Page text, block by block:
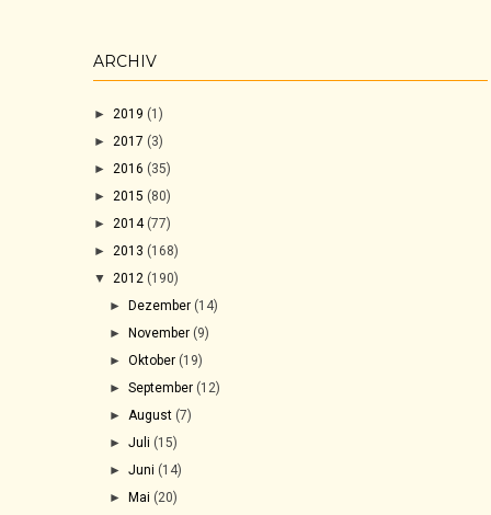
ARCHIV
► 2019 (1)
► 2017 (3)
► 2016 (35)
► 2015 (80)
► 2014 (77)
► 2013 (168)
▼ 2012 (190)
►Dezember (14)
►November (9)
►Oktober (19)
►September (12)
► August (7)
►Juli (15)
►Juni (14)
►Mai (20)